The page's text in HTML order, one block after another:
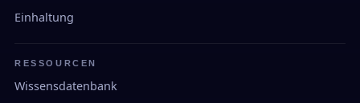
Einhaltung
RESSOURCEN
Wissensdatenbank